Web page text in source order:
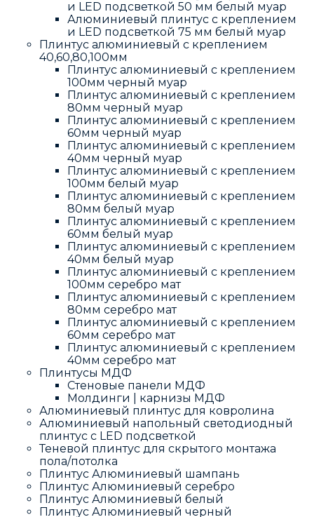
и LED подсветкой 50 мм белый муар
Алюминиевый плинтус с креплением
и LED подсветкой 75 мм белый муар
Плинтус алюминиевый с креплением
40,60,80,100мм
Плинтус алюминиевый с креплением
100мм черный муар
Плинтус алюминиевый с креплением
80мм черный муар
Плинтус алюминиевый с креплением
60мм черный муар
Плинтус алюминиевый с креплением
40мм черный муар
Плинтус алюминиевый с креплением
100мм белый муар
Плинтус алюминиевый с креплением
80мм белый муар
Плинтус алюминиевый с креплением
60мм белый муар
Плинтус алюминиевый с креплением
40мм белый муар
Плинтус алюминиевый с креплением
100мм серебро мат
Плинтус алюминиевый с креплением
80мм серебро мат
Плинтус алюминиевый с креплением
60мм серебро мат
Плинтус алюминиевый с креплением
40мм серебро мат
Плинтусы МДФ
Стеновые панели МДФ
Молдинги | карнизы МДФ
Алюминиевый плинтус для ковролина
Алюминиевый напольный светодиодный
плинтус с LED подсветкой
Теневой плинтус для скрытого монтажа
пола/потолка
Плинтус Алюминиевый шампань
Плинтус Алюминиевый серебро
Плинтус Алюминиевый белый
Плинтус Алюминиевый черный